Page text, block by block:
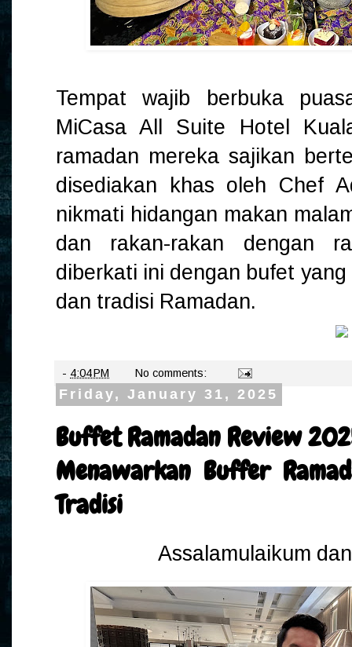
Tempat wajib berbuka
MiCasa All Suite Hotel
ramadan mereka sajikan
disediakan khas oleh Chef
nikmati hidangan makan
dan rakan-rakan dengan
diberkati ini dengan bufet
dan tradisi Ramadan.
- 4:04 PM No comments:
Friday, January 31, 2025
Buffet Ramadan Review
Menawarkan Buffer
Tradisi
Assalamulaikum